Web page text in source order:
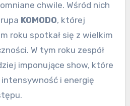
chwile. Wśród nich
KOMODO, której
roku spotkał się z wielkim
W tym roku zespół
imponujące show, które
i energię